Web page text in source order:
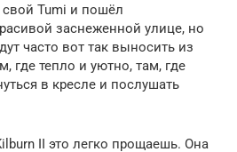
свой Tumi и пошёл
заснеженной улице, но
часто вот так выносить из
где тепло и уютно, там, где
в кресле и послушать
II это легко прощаешь. Она